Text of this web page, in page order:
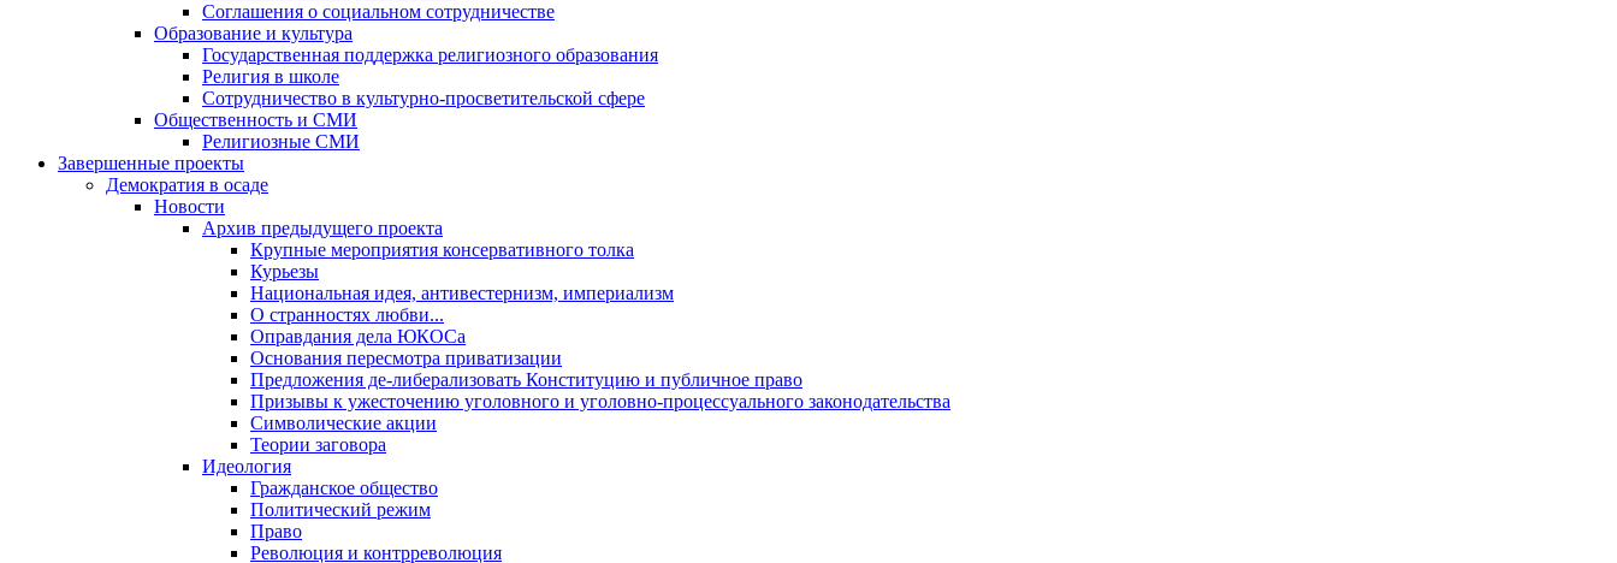
Соглашения о социальном сотрудничестве
Образование и культура
Государственная поддержка религиозного образования
Религия в школе
Сотрудничество в культурно-просветительской сфере
Общественность и СМИ
Религиозные СМИ
Завершенные проекты
Демократия в осаде
Новости
Архив предыдущего проекта
Крупные мероприятия консервативного толка
Курьезы
Национальная идея, антивестернизм, империализм
О странностях любви...
Оправдания дела ЮКОСа
Основания пересмотра приватизации
Предложения де-либерализовать Конституцию и публичное право
Призывы к ужесточению уголовного и уголовно-процессуального законодательства
Символические акции
Теории заговора
Идеология
Гражданское общество
Политический режим
Право
Революция и контрреволюция